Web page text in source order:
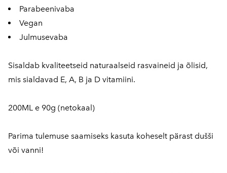
Parabeenivaba
Vegan
Julmusevaba
Sisaldab kvaliteetseid naturaalseid rasvaineid ja õlisid,
mis sialdavad E, A, B ja D vitamiini.
200ML e 90g (netokaal)
Parima tulemuse saamiseks kasuta koheselt pärast dušši
või vanni!